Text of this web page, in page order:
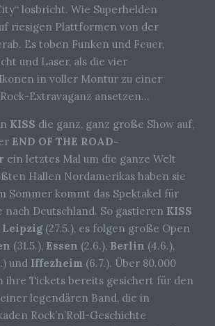
losbricht. Wie Superhelden
riesigen Plattformen von der
Es toben Funken und Feuer,
und Laser, als die vier
in voller Montur zu einer
Extravaganz ansetzen…
KISS die ganz, ganz große Show auf,
END OF THE ROAD-
ein letztes Mal um die ganze Welt
Hallen Nordamerikas haben sie
Sommer kommt das Spektakel für
nach Deutschland. So gastieren KISS
Leipzig (27.5.), es folgen große Open
(31.5.), Essen (2.6.), Berlin (4.6.),
und Iffezheim (6.7.). Über 80.000
ihre Tickets bereits gesichert für den
legendären Band, die in
Rock’n’Roll-Geschichte